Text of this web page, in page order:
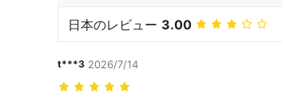
日本のレビュー 3.00
t***3 2026/7/14